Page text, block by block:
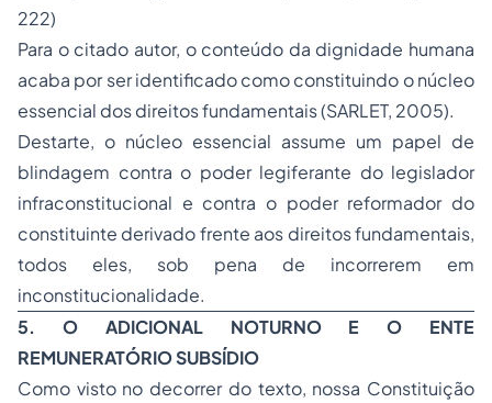
222)
Para o citado autor, o conteúdo da dignidade humana
acaba por ser identificado como constituindo o núcleo
essencial dos direitos fundamentais (SARLET, 2005).
Destarte, o núcleo essencial assume um papel de
blindagem contra o poder legiferante do legislador
infraconstitucional e contra o poder reformador do
constituinte derivado frente aos direitos fundamentais,
todos eles, sob pena de incorrerem em
inconstitucionalidade.
5. O ADICIONAL NOTURNO E O ENTE
REMUNERATÓRIO SUBSÍDIO
Como visto no decorrer do texto, nossa Constituição